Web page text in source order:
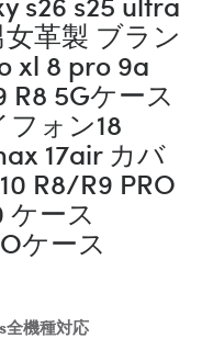
革製 ブラン
xl 8 pro 9a
R8 5Gケース
ォン18
17air カバ
R8/R9 PRO
ケース
ケース
機種対応